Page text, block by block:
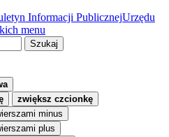
Informacji PublicznejUrzędu
menu
zwiększ czcionkę
minus
plus